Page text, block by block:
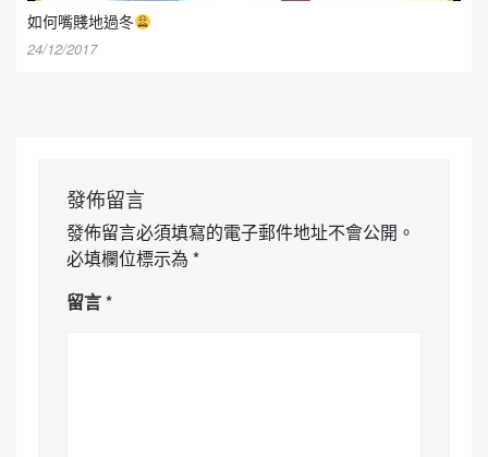
如何嘴賤地過冬
24/12/2017
發佈留言
發佈留言必須填寫的電子郵件地址不會公開。
必填欄位標示為 *
留言*